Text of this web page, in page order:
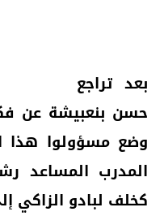
بعد تراجع
حسن بنعبيشة عن
وضع مسؤولوا هذا
المدرب المساعد
كخلف لبادو الزاكي